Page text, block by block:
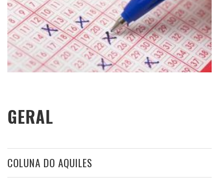
GERAL
COLUNA DO AQUILES